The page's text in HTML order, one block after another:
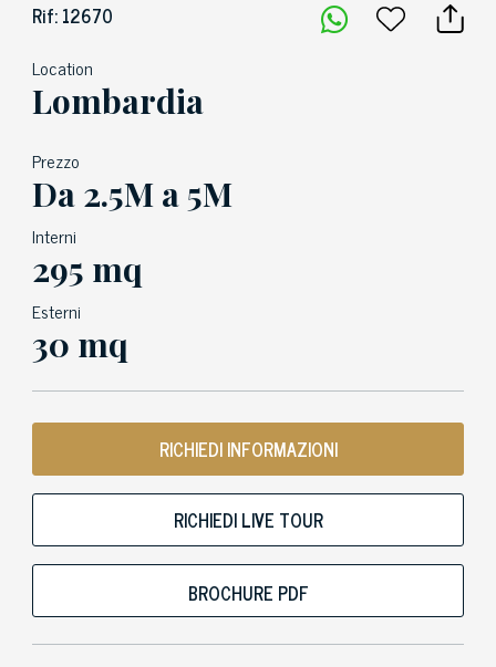
Rif: 12670
Location
Lombardia
Prezzo
Da 2.5M a 5M
Interni
295 mq
Esterni
30 mq
RICHIEDI INFORMAZIONI
RICHIEDI LIVE TOUR
BROCHURE PDF